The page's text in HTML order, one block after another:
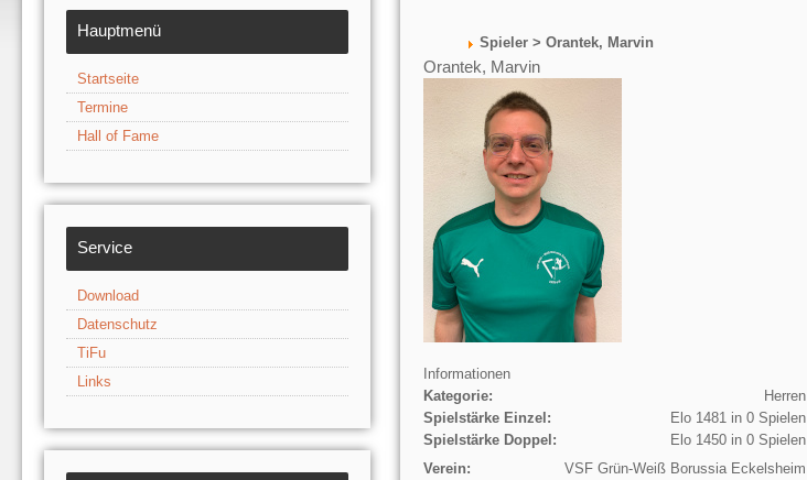
Hauptmenü
Startseite
Termine
Hall of Fame
Service
Download
Datenschutz
TiFu
Links
Spieler > Orantek, Marvin
Orantek, Marvin
Informationen
Kategorie:
Herren
Spielstärke Einzel:
Elo 1481 in 0 Spielen
Spielstärke Doppel:
Elo 1450 in 0 Spielen
Verein:
VSF Grün-Weiß Borussia Eckelsheim